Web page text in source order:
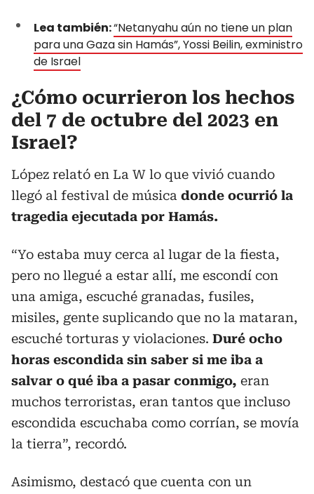
Lea también:“Netanyahu aún no tiene un plan
para una Gaza sin Hamás”, Yossi Beilin, exministro
de Israel
¿Cómo ocurrieron los hechos
del 7 de octubre del 2023 en
Israel?
López relató en La W lo que vivió cuando
llegó al festival de música donde ocurrió la
tragedia ejecutada por Hamás.
“Yo estaba muy cerca al lugar de la fiesta,
pero no llegué a estar allí, me escondí con
una amiga, escuché granadas, fusiles,
misiles, gente suplicando que no la mataran,
escuché torturas y violaciones. Duré ocho
horas escondida sin saber si me iba a
salvar o qué iba a pasar conmigo, eran
muchos terroristas, eran tantos que incluso
escondida escuchaba como corrían, se movía
la tierra”, recordó.
Asimismo, destacó que cuenta con un